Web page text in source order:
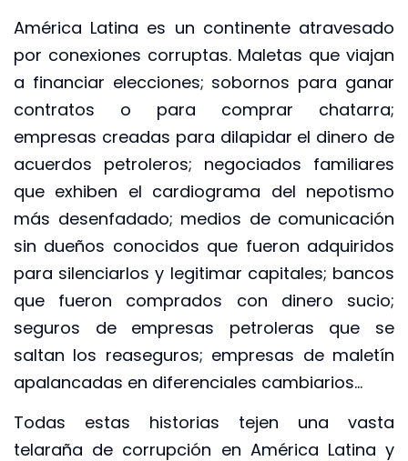
América Latina es un continente atravesado
por conexiones corruptas. Maletas que viajan
a financiar elecciones; sobornos para ganar
contratos o para comprar chatarra;
empresas creadas para dilapidar el dinero de
acuerdos petroleros; negociados familiares
que exhiben el cardiograma del nepotismo
más desenfadado; medios de comunicación
sin dueños conocidos que fueron adquiridos
para silenciarlos y legitimar capitales; bancos
que fueron comprados con dinero sucio;
seguros de empresas petroleras que se
saltan los reaseguros; empresas de maletín
apalancadas en diferenciales cambiarios…
Todas estas historias tejen una vasta
telaraña de corrupción en América Latina y